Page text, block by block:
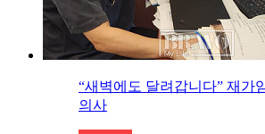
“새벽에도 달려갑니다” 재가
의사